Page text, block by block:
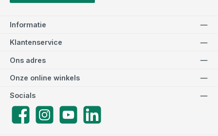
Informatie
Klantenservice
Ons adres
Socials
FacebookInstagramYouTube
Onze online winkels